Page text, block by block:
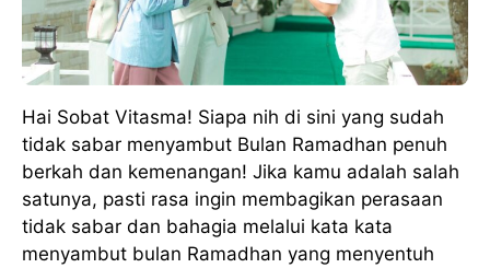
Hai Sobat Vitasma! Siapa nih di sini yang sudah
tidak sabar menyambut Bulan Ramadhan penuh
berkah dan kemenangan! Jika kamu adalah salah
satunya, pasti rasa ingin membagikan perasaan
tidak sabar dan bahagia melalui kata kata
menyambut bulan Ramadhan yang menyentuh